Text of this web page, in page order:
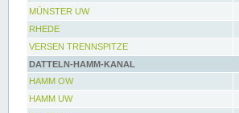
MÜNSTER UW
RHEDE
VERSEN TRENNSPITZE
DATTELN-HAMM-KANAL
HAMM OW
HAMM UW